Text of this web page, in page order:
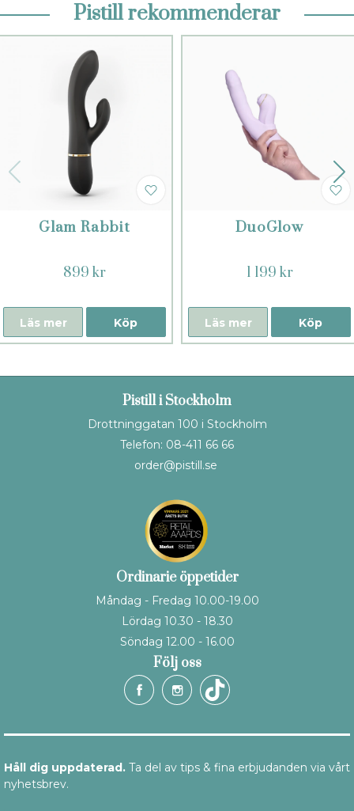
Pistill rekommenderar
Glam Rabbit
899 kr
Köp
Läs mer
DuoGlow
1 199 kr
Köp
Läs mer
Pistill i Stockholm
Drottninggatan 100 i Stockholm
Telefon: 08-411 66 66
order@pistill.se
Ordinarie öppetider
Måndag - Fredag 10.00-19.00
Lördag 10.30 - 18.30
Söndag 12.00 - 16.00
Följ oss
Håll dig uppdaterad. Ta del av tips & fina erbjudanden via vårt
nyhetsbrev.